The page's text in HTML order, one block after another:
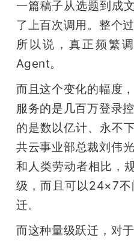
一篇稿子从选题到成
了上百次调用。整个
所以说，真正频繁
Agent。
而且这个变化的幅度
服务的是几百万登录
的是数以亿计、永不
共云事业部总裁刘伟
和人类劳动者相比，
级，而且可以24×7
迁。
而这种量级跃迁，对